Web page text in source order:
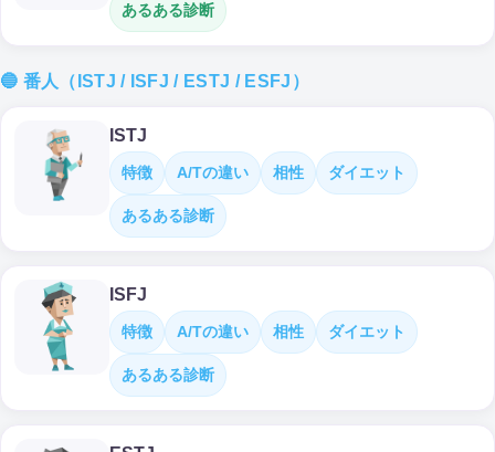
あるある診断
🔵 番人（ISTJ / ISFJ / ESTJ / ESFJ）
ISTJ
特徴 A/Tの違い 相性 ダイエット
あるある診断
ISFJ
特徴 A/Tの違い 相性 ダイエット
あるある診断